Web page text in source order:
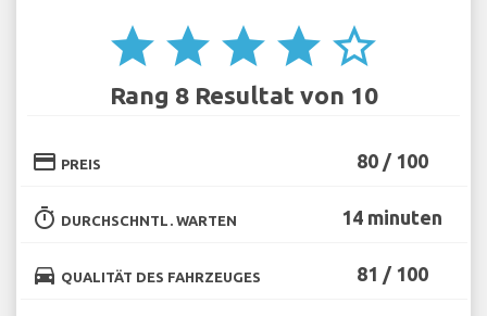
star star star star star_border
Rang 8 Resultat von 10
credit_card PREIS 80 / 100
timer DURCHSCHNTL. WARTEN 14 minuten
directions_car QUALITÄT DES FAHRZEUGES 81 / 100